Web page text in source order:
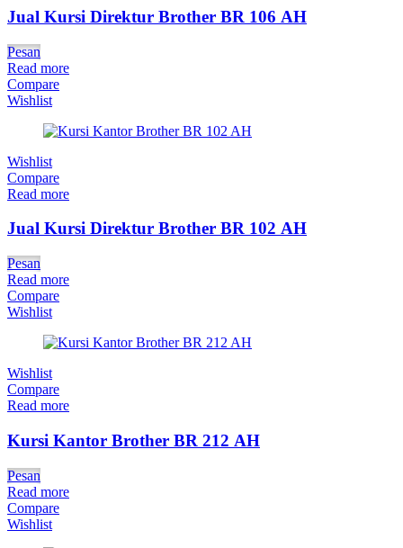
Jual Kursi Direktur Brother BR 106 AH
Pesan
Read more
Compare
Wishlist
Wishlist
Compare
Read more
Jual Kursi Direktur Brother BR 102 AH
Pesan
Read more
Compare
Wishlist
Wishlist
Compare
Read more
Kursi Kantor Brother BR 212 AH
Pesan
Read more
Compare
Wishlist